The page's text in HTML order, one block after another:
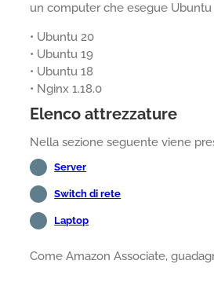
un computer che esegue Ubuntu
• Ubuntu 20
• Ubuntu 19
• Ubuntu 18
• Nginx 1.18.0
Elenco attrezzature
Nella sezione seguente viene
Server
Switch di rete
Laptop
Come Amazon Associate,